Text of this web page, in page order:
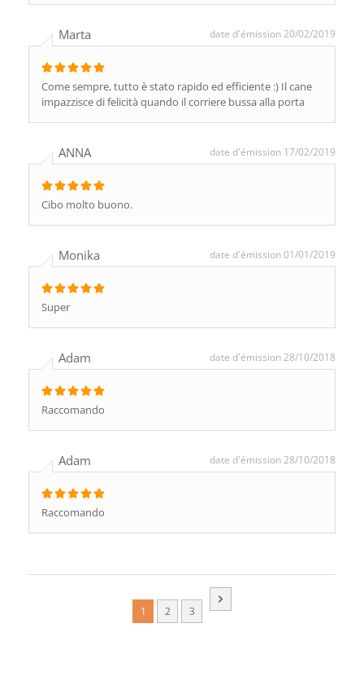
Marta date d'émission 20/02/2019
Come sempre, tutto è stato rapido ed efficiente :) Il cane
impazzisce di felicità quando il corriere bussa alla porta
ANNA date d'émission 17/02/2019
Cibo molto buono.
Monika date d'émission 01/01/2019
Super
Adam date d'émission 28/10/2018
Raccomando
Adam date d'émission 28/10/2018
Raccomando
1 2 3